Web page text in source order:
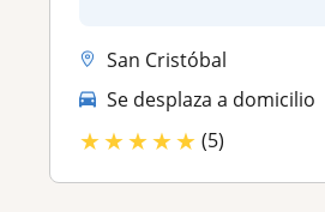
San Cristóbal
Se desplaza a domicilio
★★★★★ (5)